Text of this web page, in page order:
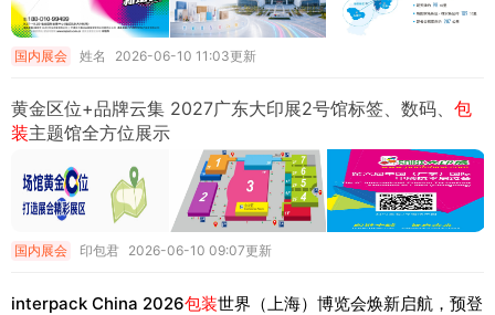
国内展会 姓名 2026-06-10 11:03更新
黄金区位+品牌云集 2027广东大印展2号馆标签、数码、 包
装主题馆全方位展示
国内展会 印包君 2026-06-10 09:07更新
interpack China 2026包装世界（上海）博览会焕新启航，预登